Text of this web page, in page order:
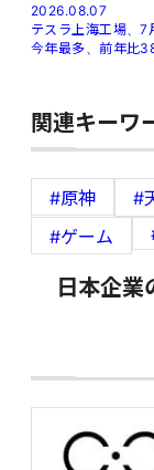
2026.08.07
テスラ上海工場、
今年最多、前年比
関連キーワ
#原神 #
#ゲーム
日本企